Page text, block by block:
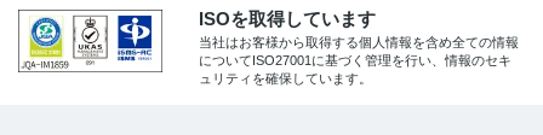
ISOを取得しています
当社はお客様から取得する個人情報を含め全ての情報
についてISO27001に基づく管理を行い、情報のセキ
ュリティを確保しています。